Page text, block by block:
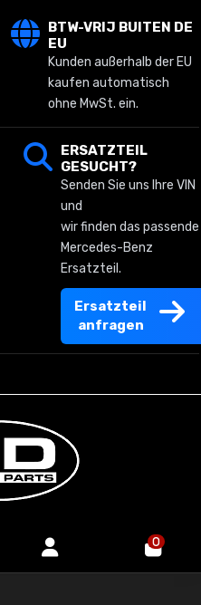
BTW-VRIJ BUITEN DE
EU
Kunden außerhalb der EU
kaufen automatisch
ohne MwSt. ein.
ERSATZTEIL
GESUCHT?
Senden Sie uns Ihre VIN
und
wir finden das passende
Mercedes-Benz
Ersatzteil.
Ersatzteil
anfragen
0